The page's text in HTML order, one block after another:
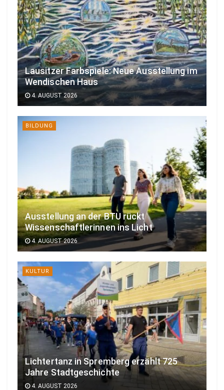
Lausitzer Farbspiele: Neue Ausstellung im
Wendischen Haus
4. AUGUST 2026
BILDUNG
Ausstellung an der BTU rückt
Wissenschaftlerinnen ins Licht
4. AUGUST 2026
KULTUR
Lichtertanz in Spremberg erzählt 725
Jahre Stadtgeschichte
4. AUGUST 2026